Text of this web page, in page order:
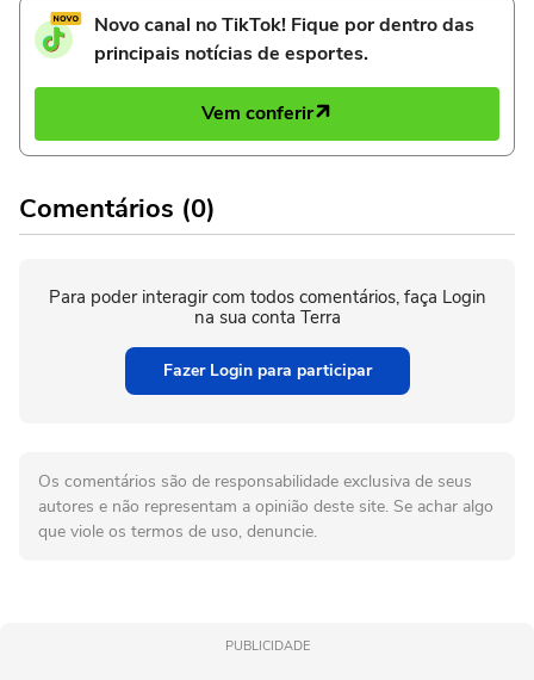
Novo canal no TikTok! Fique por dentro das
principais notícias de esportes.
Vem conferir
Comentários (0)
Para poder interagir com todos comentários, faça Login
na sua conta Terra
Fazer Login para participar
Os comentários são de responsabilidade exclusiva de seus
autores e não representam a opinião deste site. Se achar algo
que viole os termos de uso, denuncie.
PUBLICIDADE